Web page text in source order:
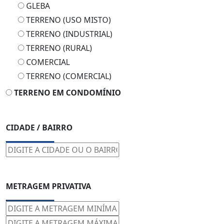
GLEBA
TERRENO (USO MISTO)
TERRENO (INDUSTRIAL)
TERRENO (RURAL)
COMERCIAL
TERRENO (COMERCIAL)
TERRENO EM CONDOMÍNIO
CIDADE / BAIRRO
METRAGEM PRIVATIVA